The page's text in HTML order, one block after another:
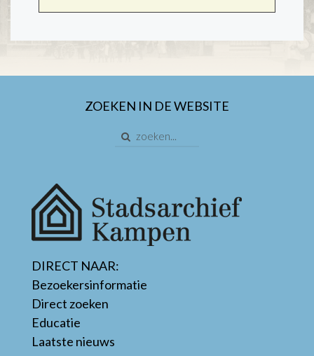
ZOEKEN IN DE WEBSITE
DIRECT NAAR:
Bezoekersinformatie
Direct zoeken
Educatie
Laatste nieuws